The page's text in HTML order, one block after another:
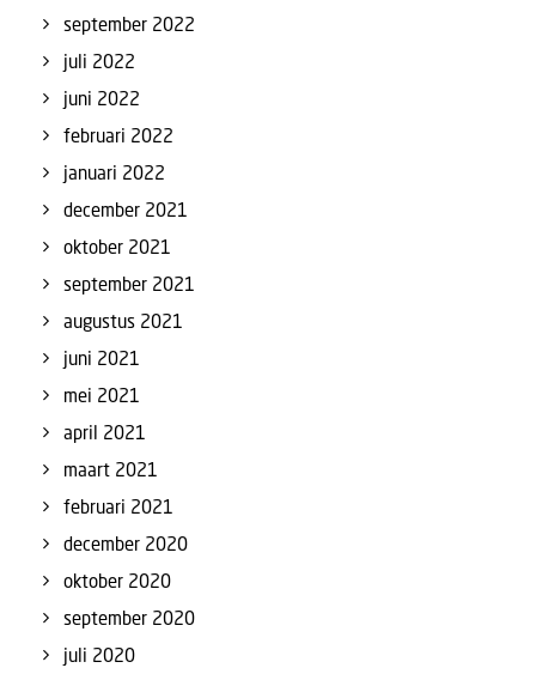
september 2022
juli 2022
juni 2022
februari 2022
januari 2022
december 2021
oktober 2021
september 2021
augustus 2021
juni 2021
mei 2021
april 2021
maart 2021
februari 2021
december 2020
oktober 2020
september 2020
juli 2020